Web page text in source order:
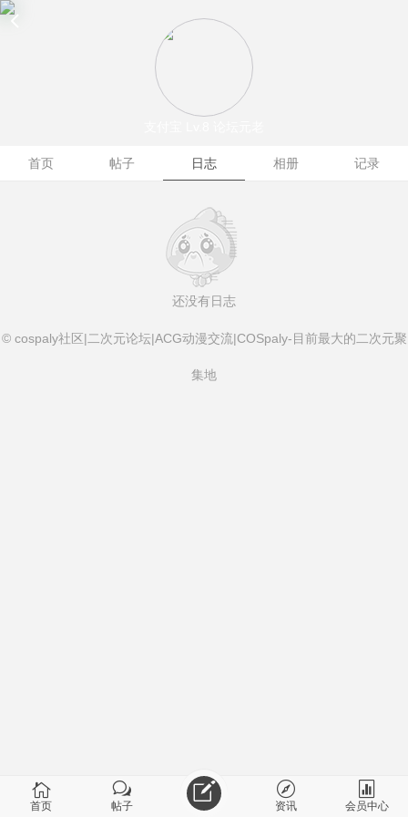
首页 帖子 日志 相册 记录
还没有日志
© cospaly社区|二次元论坛|ACG动漫交流|COSpaly-目前最大的二次元聚
集地
首页 帖子 资讯 会员中心